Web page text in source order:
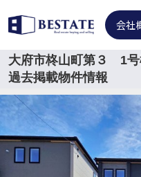
会社
大府市柊山町第３ 1号
過去掲載物件情報